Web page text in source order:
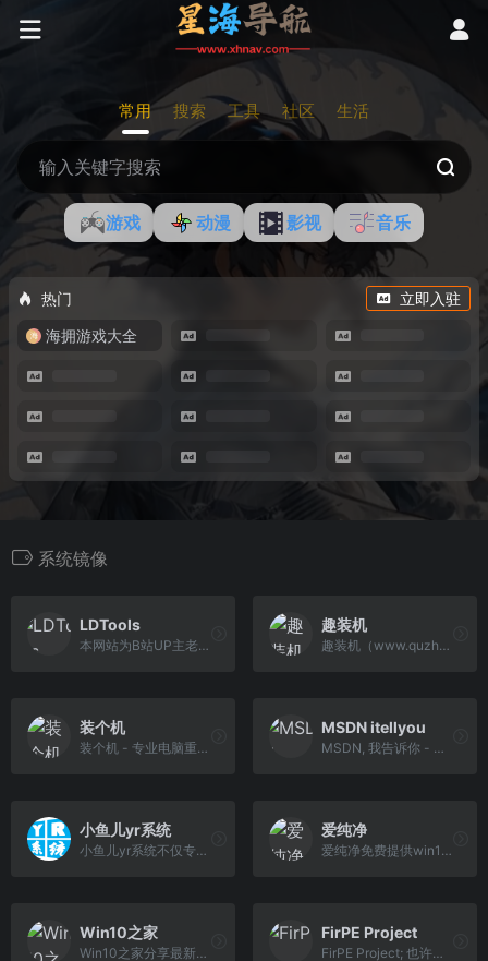
常用 搜索 工具 社区 生活
游戏 动漫 影视 音乐
热门
立即入驻
海拥游戏大全
系统镜像
LDTools
本网站为B站UP主老弟一号的个人网站，用于提供装机工具索引文件下载与一些跳转服务
趣装机
趣装机（www.quzhuangji.com）是国内专业的DIY装机网站
装个机
装个机 - 专业电脑重装系统指南教程网站，提供Windows/Mac重装系统教程、一键重装系统工具、U盘启动盘制作方法、PE工具、系统激活工具，助您轻松完成电脑系统安装
MSDN itellyou
MSDN, 我告诉你 - 做一个安静的工具站
小鱼儿yr系统
小鱼儿yr系统不仅专注于电脑系统封装和重装系统相关的教程分享，教程一步一图，依葫芦画瓢，易学易懂，而且免费提供原版系统母盘下载和电脑装机维修人员专用系统下载，以及各种相 关的纯净工具软件下载。
爱纯净
爱纯净免费提供win10纯净版系统、win11纯净版系统、win7纯净版系统、win8纯净版系统、XP纯净版系统等ghost纯净版系统下载资源，安装纯净版系统，让电脑系统告别捆绑软件！
Win10之家
Win10之家分享最新的win10专业版、纯净版系统下载，分享的微软官网原版ISO镜像安全稳定，请放心使用!另有系统安装教程应用及装机必备激活软件，www.win10zj.net是您重装系统的首选下载站。
FirPE Project
FirPE Project; 也许是最适合年轻人使用的WinPE系统~